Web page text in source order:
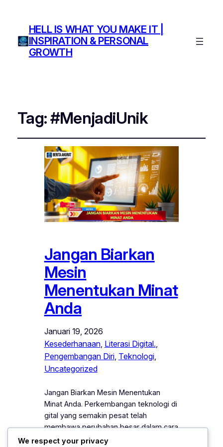
HELL IS WHAT YOU MAKE IT |
INSPIRATION & PERSONAL
GROWTH
Tag:#MenjadiUnik
Jangan Biarkan
Mesin
Menentukan Minat
Anda
Januari 19, 2026
Kesederhanaan, Literasi Digital.
Pengembangan Diri, Teknologi
Uncategorized
Jangan Biarkan Mesin Menentukan
Minat Anda. Perkembangan teknologi di
gital yang semakin pesat telah
membawa perubahan besar dalam cara
manusia memperoleh informasi,
We respect your privacy